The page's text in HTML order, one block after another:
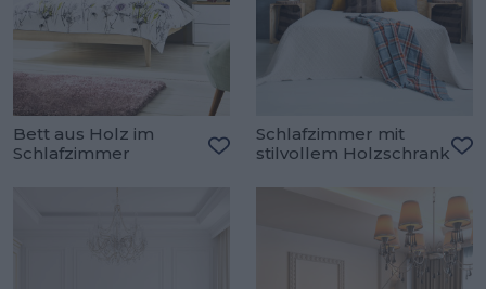
Bett aus Holz im
Schlafzimmer
Schlafzimmer mit
stilvollem Holzschrank